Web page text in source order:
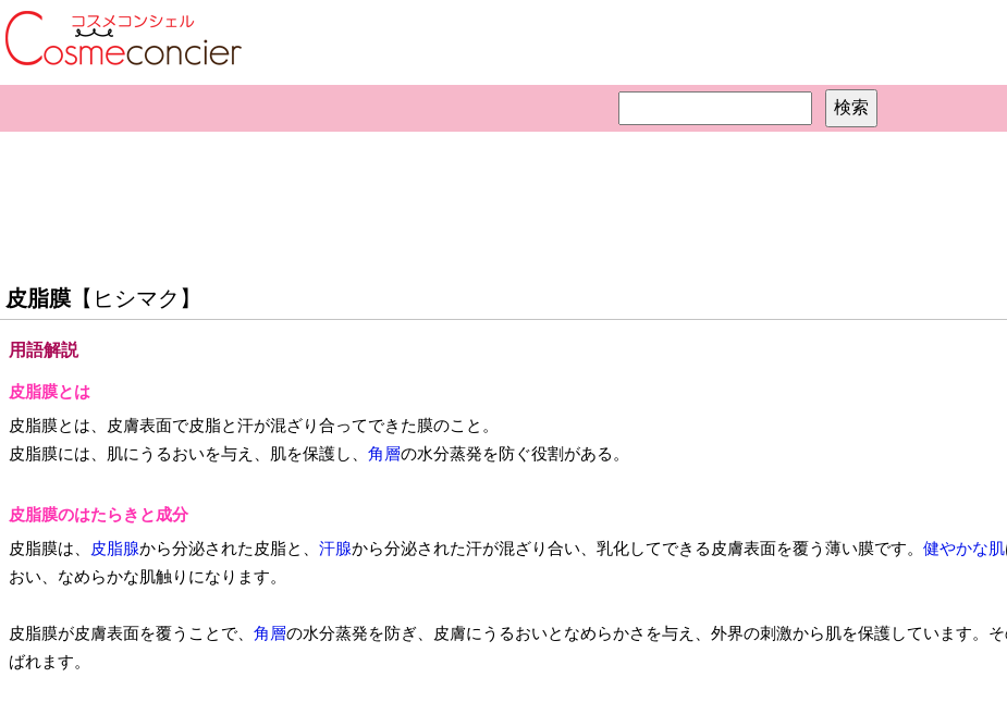
皮脂膜 【ヒシマク】
用語解説
皮脂膜とは
皮脂膜とは、皮膚表面で皮脂と汗が混ざり合ってできた膜のこと。
皮脂膜には、肌にうるおいを与え、肌を保護し、 角層の水分蒸発を防ぐ役割がある。
皮脂膜のはたらきと成分
皮脂膜は、
皮脂腺から分泌された皮脂と、 汗腺から分泌された汗が混ざり合い、乳化してできる皮膚表面を覆う薄い膜です。 健やかな肌
おい、なめらかな肌触りになります。
皮脂膜が皮膚表面を覆うことで、 角層の水分蒸発を防ぎ、皮膚にうるおいとなめらかさを与え、外界の刺激から肌を保護しています。
ばれます。